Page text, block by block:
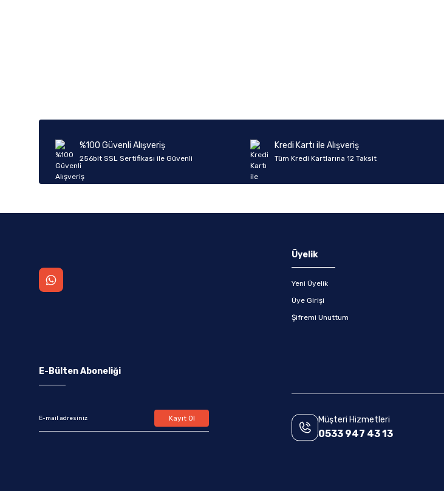
Ürün fiyatı diğer sitelerden daha pahalı.
Bu ürüne benzer farklı alternatifler olmalı.
%100 Güvenli Alışveriş
256bit SSL Sertifikası ile Güvenli
Kredi Kartı ile Alışveriş
Tüm Kredi Kartlarına 12 Taksit
Üyelik
Yeni Üyelik
Üye Girişi
Şifremi Unuttum
E-Bülten Aboneliği
Kayıt Ol Müşteri Hizmetleri
0533 947 43 13